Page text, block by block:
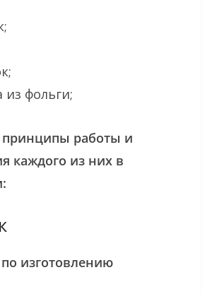
из фольги;
принципы работы и
каждого из них в
изготовлению